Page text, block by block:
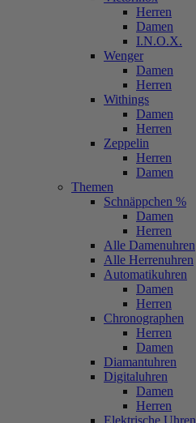
Herren
Damen
I.N.O.X.
Wenger
Damen
Herren
Withings
Damen
Herren
Zeppelin
Herren
Damen
Themen
Schnäppchen %
Damen
Herren
Alle Damenuhren
Alle Herrenuhren
Automatikuhren
Damen
Herren
Chronographen
Herren
Damen
Diamantuhren
Digitaluhren
Damen
Herren
Elektrische Uhren